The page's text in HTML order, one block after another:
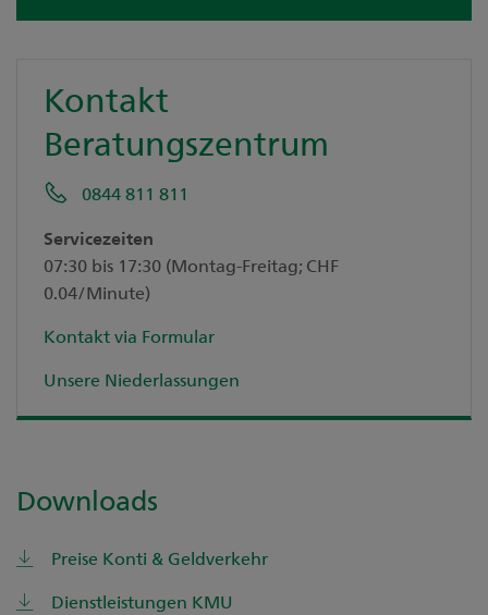
Kontakt
Beratungszentrum
0844 811 811
Servicezeiten
07:30 bis 17:30 (Montag-Freitag; CHF
0.04/Minute)
Kontakt via Formular
Unsere Niederlassungen
Downloads
Preise Konti & Geldverkehr
Dienstleistungen KMU